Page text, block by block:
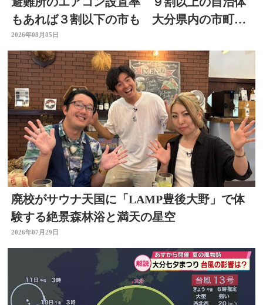
もあれば３割以下の市も 大分県内の市町村
を調査
2026年08月05日
廃校がサウナ天国に「LAMP豊後大野」で体
験する絶景森林浴と満天の星空
2026年07月29日